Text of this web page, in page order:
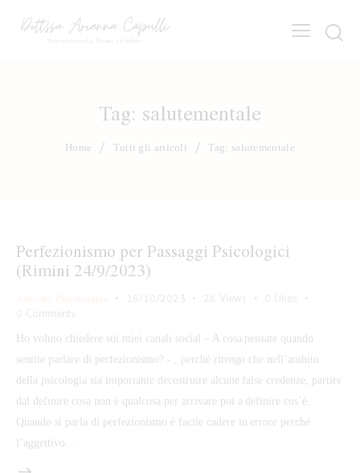
Tag: salutementale
Home Tutti gli articoli Tag: salutementale
Perfezionismo per Passaggi Psicologici
(Rimini 24/9/2023)
16/10/2023 2K Views
Likes
Comments
Ho voluto chiedere sui miei canali social – A cosa pensate quando
sentite parlare di perfezionismo? - , perché ritengo che nell’ambito
della psicologia sia importante decostruire alcune false credenze, partire
dal definire cosa non è qualcosa per arrivare poi a definire cos’è.
Quando si parla di perfezionismo è facile cadere in errore perché
l’aggettivo…